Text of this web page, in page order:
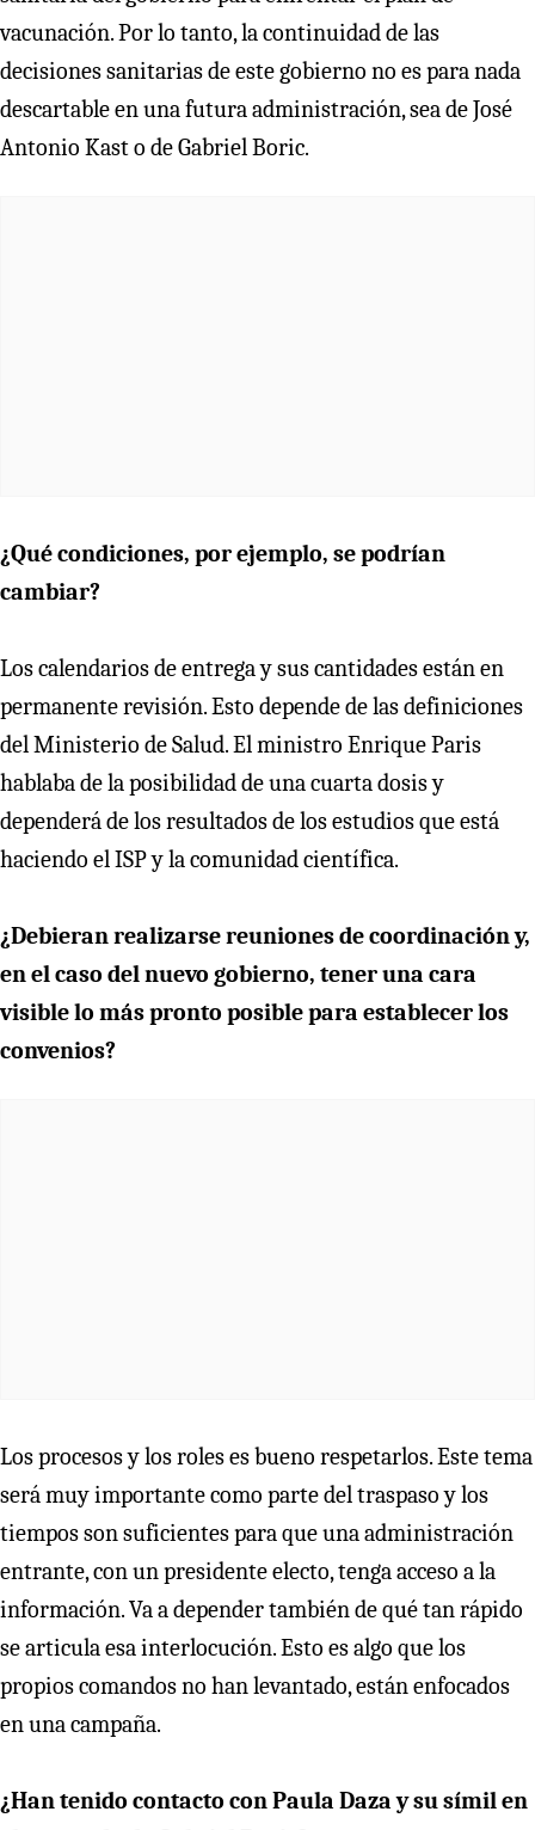
vacunación. Por lo tanto, la continuidad de las
decisiones sanitarias de este gobierno no es para nada
descartable en una futura administración, sea de José
Antonio Kast o de Gabriel Boric.
¿Qué condiciones, por ejemplo, se podrían
cambiar?
Los calendarios de entrega y sus cantidades están en
permanente revisión. Esto depende de las definiciones
del Ministerio de Salud. El ministro Enrique Paris
hablaba de la posibilidad de una cuarta dosis y
dependerá de los resultados de los estudios que está
haciendo el ISP y la comunidad científica.
¿Debieran realizarse reuniones de coordinación y,
en el caso del nuevo gobierno, tener una cara
visible lo más pronto posible para establecer los
convenios?
Los procesos y los roles es bueno respetarlos. Este tema
será muy importante como parte del traspaso y los
tiempos son suficientes para que una administración
entrante, con un presidente electo, tenga acceso a la
información. Va a depender también de qué tan rápido
se articula esa interlocución. Esto es algo que los
propios comandos no han levantado, están enfocados
en una campaña.
¿Han tenido contacto con Paula Daza y su símil en